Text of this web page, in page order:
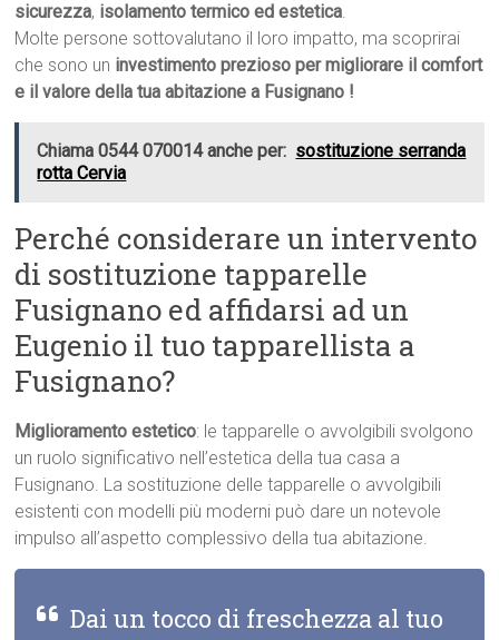
sicurezza, isolamento termico ed estetica.
Molte persone sottovalutano il loro impatto, ma scoprirai
che sono un investimento prezioso per migliorare il comfort
e il valore della tua abitazione a Fusignano !
Chiama 0544 070014 anche per: sostituzione serranda
rotta Cervia
Perché considerare un intervento
di sostituzione tapparelle
Fusignano ed affidarsi ad un
Eugenio il tuo tapparellista a
Fusignano?
Miglioramento estetico: le tapparelle o avvolgibili svolgono
un ruolo significativo nell’estetica della tua casa a
Fusignano. La sostituzione delle tapparelle o avvolgibili
esistenti con modelli più moderni può dare un notevole
impulso all’aspetto complessivo della tua abitazione.
Dai un tocco di freschezza al tuo